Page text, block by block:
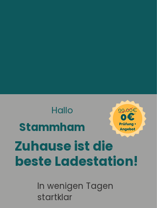
Hallo
Stammham
Zuhause ist die
beste Ladestation!
In wenigen Tagen
startklar